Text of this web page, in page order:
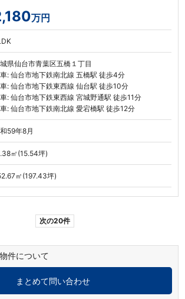
万円
県仙台市青葉区五橋１丁目
: 仙台市地下鉄南北線 五橋駅 徒歩4分
: 仙台市地下鉄東西線 仙台駅 徒歩10分
: 仙台市地下鉄東西線 宮城野通駅 徒歩11分
: 仙台市地下鉄南北線 愛宕橋駅 徒歩12分
59年8月
㎡(15.54坪)
㎡(197.43坪)
次の20件
件について
まとめて問い合わせ